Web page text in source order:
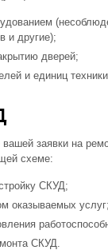
и другие);
дверей;
и единиц
заявки на
схеме:
СКУД;
оказываемых услуг;
СКУД.